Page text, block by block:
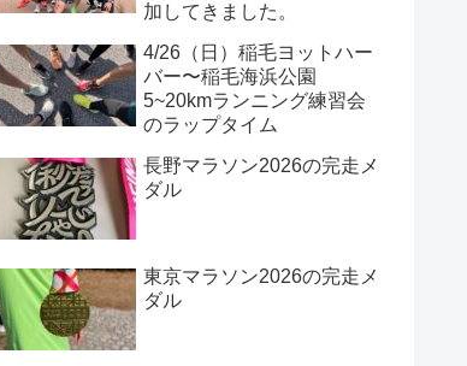
加してきました。
4/26（日）稲毛ヨットハー
バー〜稲毛海浜公園
5~20kmランニング練習会
のラップタイム
長野マラソン2026の完走メ
ダル
東京マラソン2026の完走メ
ダル